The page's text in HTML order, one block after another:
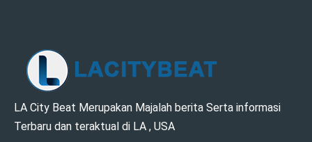
LA CITY BEAT –
LA City Beat Merupakan Majalah berita Serta informasi
Terbaru dan teraktual di LA , USA